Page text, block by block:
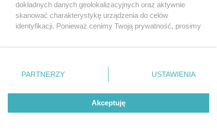
Partnerzy
Praca Szczecin
© 2026 wSzczecinie.pl
Created by GOD
dokładnych danych geolokalizacyjnych oraz aktywnie
skanować charakterystykę urządzenia do celów
identyfikacji. Ponieważ cenimy Twoją prywatność, prosimy
prywatności znajdujący się w lewym dolnym rogu strony
. Niektóre rodzaje przetwarzania danych nie wymagają
takiemu przetwarzaniu. Preferencje będą miały
zastosowania tylko na tej witrynie.
PARTNERZY USTAWIENIA
Akceptuję